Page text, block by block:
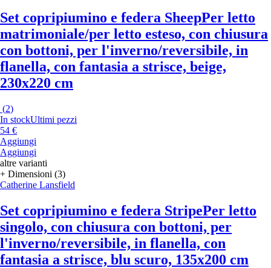
Set copripiumino e federa SheepPer letto
matrimoniale/per letto esteso, con chiusura
con bottoni, per l'inverno/reversibile, in
flanella, con fantasia a strisce, beige,
230x220 cm
(2)
In stockUltimi pezzi
54 €
Aggiungi
Aggiungi
altre varianti
+ Dimensioni (3)
Catherine Lansfield
Set copripiumino e federa StripePer letto
singolo, con chiusura con bottoni, per
l'inverno/reversibile, in flanella, con
fantasia a strisce, blu scuro, 135x200 cm